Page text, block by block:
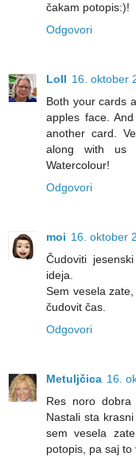
čakam potopis:)!
Odgovori
Loll 16. oktober
Both your cards
apples face.
another card.
along with us
Watercolour!
Odgovori
moi 16. oktober
Čudoviti
ideja.
Sem vesela
čudovit čas.
Odgovori
Metuljčica 16.
Res noro
Nastali sta
sem vesela
potopis, pa saj to